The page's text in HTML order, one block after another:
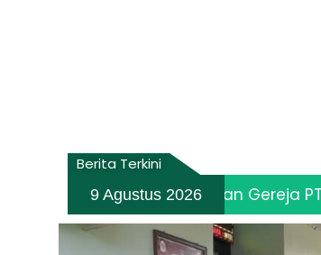
Berita Terkini
9 Agustus 2026
Gereja PT Rebinmas Jaya